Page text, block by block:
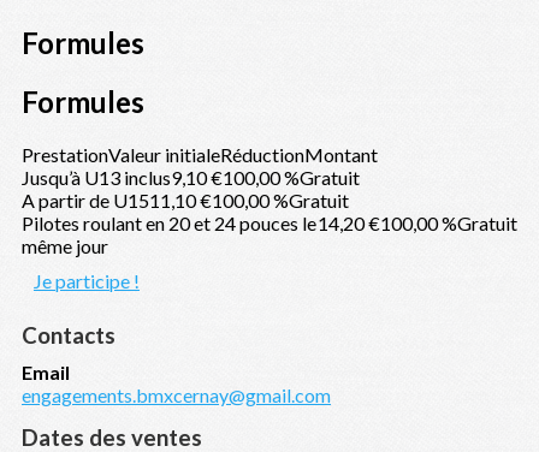
Formules
Formules
PrestationValeur initialeRéductionMontant
Jusqu’à U13 inclus9,10 €100,00 %Gratuit
A partir de U1511,10 €100,00 %Gratuit
Pilotes roulant en 20 et 24 pouces le
même jour
14,20 €100,00 %Gratuit
Je participe !
Contacts
Email
engagements.bmxcernay@gmail.com
Dates des ventes